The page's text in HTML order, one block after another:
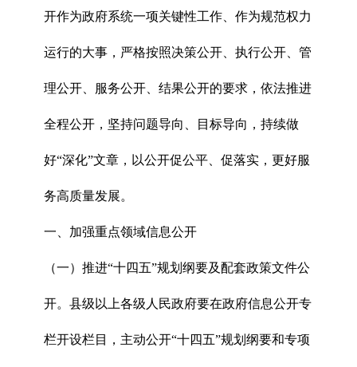
开作为政府系统一项关键性工作、作为规范权力
运行的大事，严格按照决策公开、执行公开、管
理公开、服务公开、结果公开的要求，依法推进
全程公开，坚持问题导向、目标导向，持续做
好“深化”文章，以公开促公平、促落实，更好服
务高质量发展。
一、加强重点领域信息公开
（一）推进“十四五”规划纲要及配套政策文件公
开。县级以上各级人民政府要在政府信息公开专
栏开设栏目，主动公开“十四五”规划纲要和专项